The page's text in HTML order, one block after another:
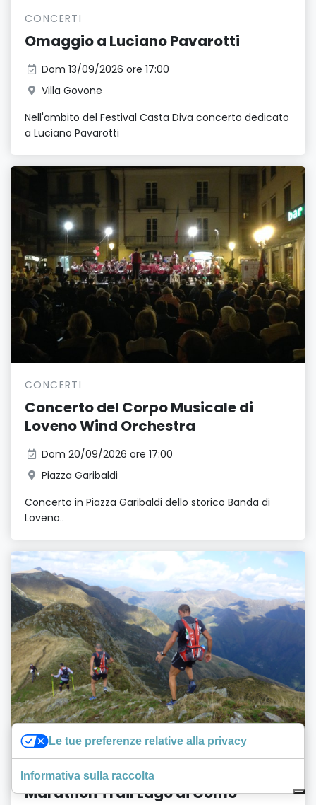
CONCERTI
Omaggio a Luciano Pavarotti
Dom 13/09/2026 ore 17:00
Villa Govone
Nell'ambito del Festival Casta Diva concerto dedicato
a Luciano Pavarotti
CONCERTI
Concerto del Corpo Musicale di
Loveno Wind Orchestra
Dom 20/09/2026 ore 17:00
Piazza Garibaldi
Concerto in Piazza Garibaldi dello storico Banda di
Loveno..
SPORT E RELAX
Marathon Trail Lago di Como
Le tue preferenze relative alla privacy
Informativa sulla raccolta